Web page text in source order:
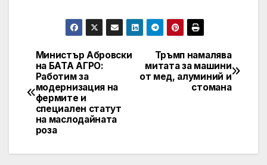
Post
navigation
Тръмп намалява
митата за машини
от мед, алуминий и
стомана
Министър Абровски
на БАТА АГРО:
Работим за
модернизация на
фермите и
специален статут
на маслодайната
роза